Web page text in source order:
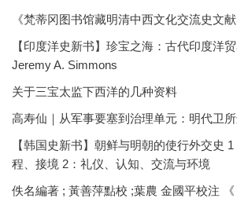
《梵蒂冈图书馆藏明清中西文化交流史文
【印度洋史新书】珍宝之海：古代印度洋
Jeremy A. Simmons
关于三宝太监下西洋的几种资料
高寿仙｜从军事要塞到治理单元：明代卫
【韩国史新书】朝鲜与明朝的使行外交史
程、接境 2：礼仪、认知、交流与环境
佚名編著 ; 黃善萍點校 ;葉農 金國平校注 《